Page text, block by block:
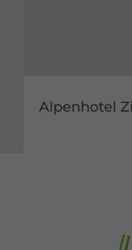
Alpenhotel